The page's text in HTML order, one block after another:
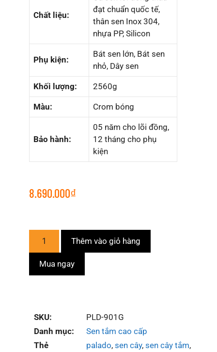
Chất liệu:
đạt chuẩn quốc tế,
thân sen Inox 304,
nhựa PP, Silicon
Phụ kiện:
Bát sen lớn, Bát sen
nhỏ, Dây sen
Khối lượng: 2560g
Màu: Crom bóng
Bảo hành:
05 năm cho lõi đồng,
12 tháng cho phụ
kiện
8.690.000₫
Thêm vào giỏ hàng
Mua ngay
SKU:
PLD-901G
Danh mục:
Sen tắm cao cấp
Thẻ
palado, sen cây, sen cây tắm,